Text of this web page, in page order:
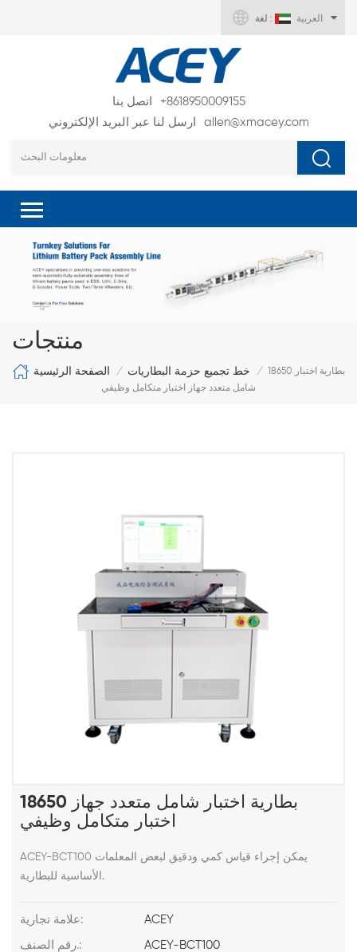
لغة : العربية
اتصل بنا
+8618950009155
ارسل لنا عبر البريد الإلكتروني
allen@xmacey.com
منتجات
الصفحة الرئيسية / خط تجميع حزمة البطاريات /
18650 بطارية اختبار
شامل متعدد جهاز اختبار متكامل وظيفي
18650 بطارية اختبار شامل متعدد جهاز
اختبار متكامل وظيفي
ACEY-BCT100 يمكن إجراء قياس كمي ودقيق لبعض المعلمات
الأساسية للبطارية.
علامة تجارية: ACEY
رقم الصنف.: ACEY-BCT100